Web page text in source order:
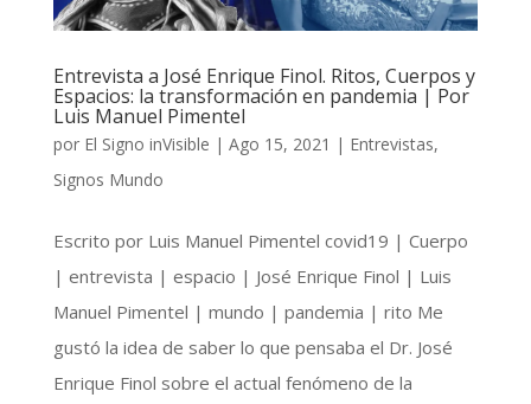
Entrevista a José Enrique Finol. Ritos, Cuerpos y
Espacios: la transformación en pandemia | Por
Luis Manuel Pimentel
por El Signo inVisible | Ago 15, 2021 | Entrevistas,
Signos Mundo
Escrito por Luis Manuel Pimentel covid19 | Cuerpo
| entrevista | espacio | José Enrique Finol | Luis
Manuel Pimentel | mundo | pandemia | rito Me
gustó la idea de saber lo que pensaba el Dr. José
Enrique Finol sobre el actual fenómeno de la